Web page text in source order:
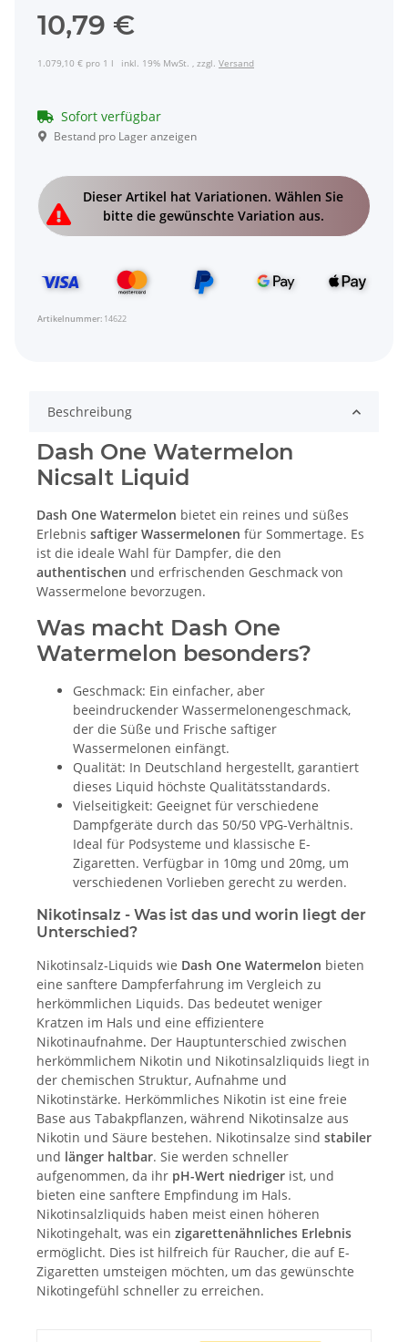
10,79 €
1.079,10 € pro 1 l inkl. 19% MwSt. , zzgl. Versand
Sofort verfügbar
Bestand pro Lager anzeigen
Dieser Artikel hat Variationen. Wählen Sie
bitte die gewünschte Variation aus.
Artikelnummer: 14622
Beschreibung
Dash One Watermelon
Nicsalt Liquid
Dash One Watermelon bietet ein reines und süßes
Erlebnis saftiger Wassermelonen für Sommertage. Es
ist die ideale Wahl für Dampfer, die den
authentischen und erfrischenden Geschmack von
Wassermelone bevorzugen.
Was macht Dash One
Watermelon besonders?
Geschmack: Ein einfacher, aber
beeindruckender Wassermelonengeschmack,
der die Süße und Frische saftiger
Wassermelonen einfängt.
Qualität: In Deutschland hergestellt, garantiert
dieses Liquid höchste Qualitätsstandards.
Vielseitigkeit: Geeignet für verschiedene
Dampfgeräte durch das 50/50 VPG-Verhältnis.
Ideal für Podsysteme und klassische E-
Zigaretten. Verfügbar in 10mg und 20mg, um
verschiedenen Vorlieben gerecht zu werden.
Nikotinsalz - Was ist das und worin liegt der
Unterschied?
Nikotinsalz-Liquids wie Dash One Watermelon bieten
eine sanftere Dampferfahrung im Vergleich zu
herkömmlichen Liquids. Das bedeutet weniger
Kratzen im Hals und eine effizientere
Nikotinaufnahme. Der Hauptunterschied zwischen
herkömmlichem Nikotin und Nikotinsalzliquids liegt in
der chemischen Struktur, Aufnahme und
Nikotinstärke. Herkömmliches Nikotin ist eine freie
Base aus Tabakpflanzen, während Nikotinsalze aus
Nikotin und Säure bestehen. Nikotinsalze sind stabiler
und länger haltbar. Sie werden schneller
aufgenommen, da ihr pH-Wert niedriger ist, und
bieten eine sanftere Empfindung im Hals.
Nikotinsalzliquids haben meist einen höheren
Nikotingehalt, was ein zigarettenähnliches Erlebnis
ermöglicht. Dies ist hilfreich für Raucher, die auf E-
Zigaretten umsteigen möchten, um das gewünschte
Nikotingefühl schneller zu erreichen.